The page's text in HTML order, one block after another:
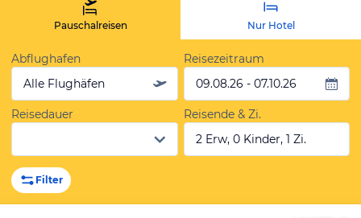
Pauschalreisen Nur Hotel
Abflughafen
Alle Flughäfen
Reisezeitraum
09.08.26 - 07.10.26
Reisedauer
Reisende & Zi.
2 Erw, 0 Kinder, 1 Zi.
Filter